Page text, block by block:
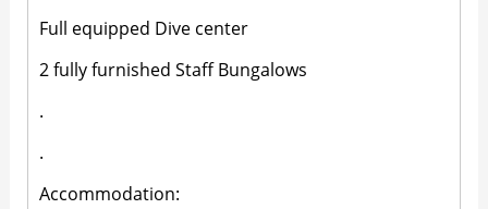
Full equipped Dive center
2 fully furnished Staff Bungalows
.
.
Accommodation: